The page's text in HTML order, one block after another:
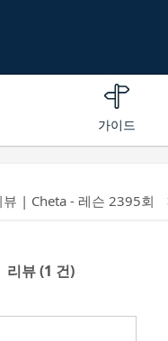
가이드
| Cheta - 레슨 2395회
리뷰(1 건)